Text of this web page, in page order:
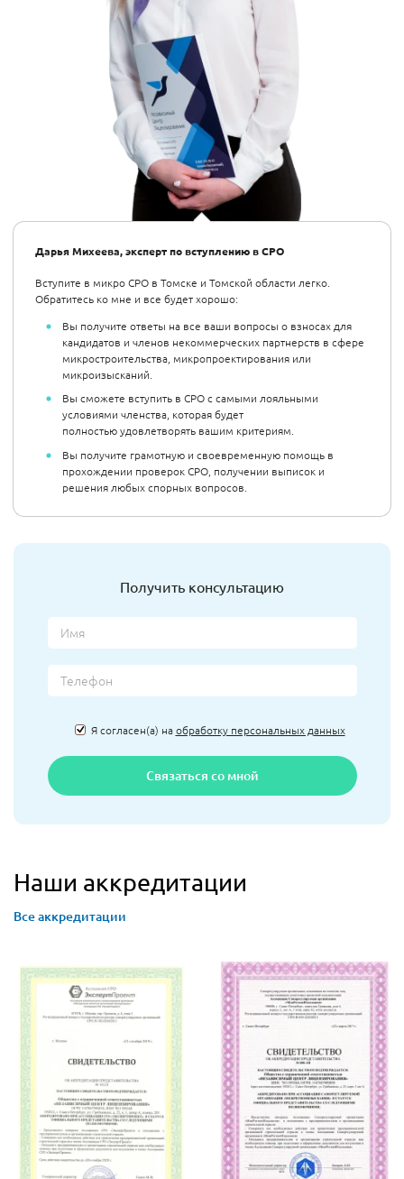
Дарья Михеева, эксперт по вступлению в СРО
Вступите в микро СРО в Томске и Томской области легко.
Обратитесь ко мне и все будет хорошо:
Вы получите ответы на все ваши вопросы о взносах для
кандидатов и членов некоммерческих партнерств в сфере
микростроительства, микропроектирования или
микроизысканий.
Вы сможете вступить в СРО с самыми лояльными
условиями членства, которая будет
полностью удовлетворять вашим критериям.
Вы получите грамотную и своевременную помощь в
прохождении проверок СРО, получении выписок и
решения любых спорных вопросов.
Получить консультацию
Я согласен(а) наобработку персональных данных
Связаться со мной
Наши аккредитации
Все аккредитации